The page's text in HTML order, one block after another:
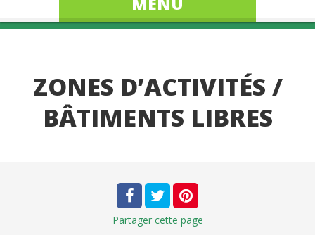
ZONES D’ACTIVITÉS /
BÂTIMENTS LIBRES
Partager cette page